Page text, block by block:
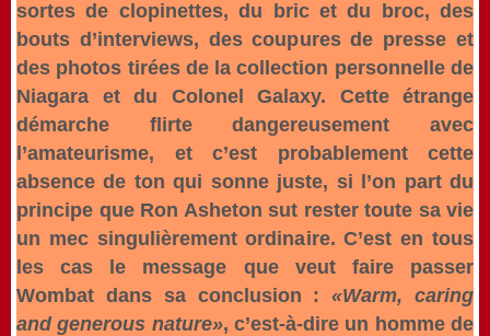
sortes de clopinettes, du bric et du broc, des
bouts d’interviews, des coupures de presse et
des photos tirées de la collection personnelle de
Niagara et du Colonel Galaxy. Cette étrange
démarche flirte dangereusement avec
l’amateurisme, et c’est probablement cette
absence de ton qui sonne juste, si l’on part du
principe que Ron Asheton sut rester toute sa vie
un mec singulièrement ordinaire. C’est en tous
les cas le message que veut faire passer
Wombat dans sa conclusion :«Warm, caring
and generous nature», c’est-à-dire un homme de